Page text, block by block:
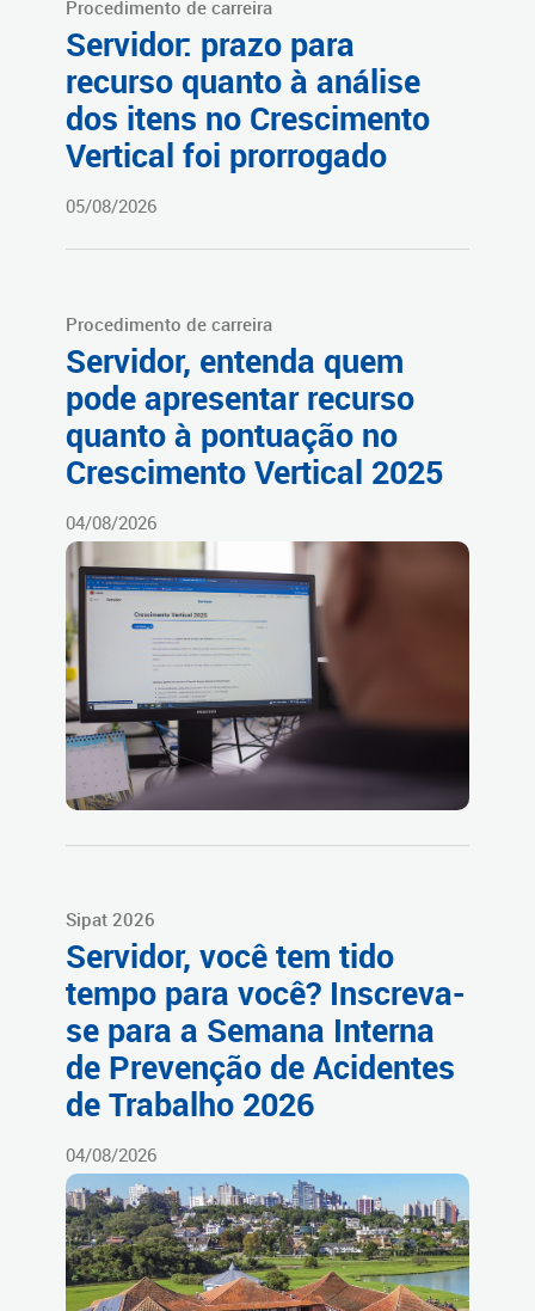
Procedimento de carreira
Servidor: prazo para
recurso quanto à análise
dos itens no Crescimento
Vertical foi prorrogado
05/08/2026
Procedimento de carreira
Servidor, entenda quem
pode apresentar recurso
quanto à pontuação no
Crescimento Vertical 2025
04/08/2026
Sipat 2026
Servidor, você tem tido
tempo para você? Inscreva-
se para a Semana Interna
de Prevenção de Acidentes
de Trabalho 2026
04/08/2026